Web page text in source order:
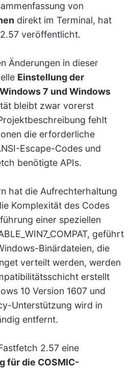
von
direkt im Terminal, hat
veröffentlicht.
Änderungen in dieser
Einstellung der
7 und Windows
bleibt zwar vorerst
fehlt
die erforderliche
Escape-Codes und
benötigte APIs.
hat die Aufrechterhaltung
Komplexität des Codes
einer speziellen
geführt
Binärdateien, die
verteilt werden, werden
erstellt
10 Version 1607 und
Unterstützung wird in
entfernt.
2.57 eine
für die COSMIC-